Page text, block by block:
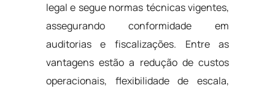
legal e segue normas técnicas vigentes,
assegurando conformidade em
auditorias e fiscalizações. Entre as
vantagens estão a redução de custos
operacionais, flexibilidade de escala,